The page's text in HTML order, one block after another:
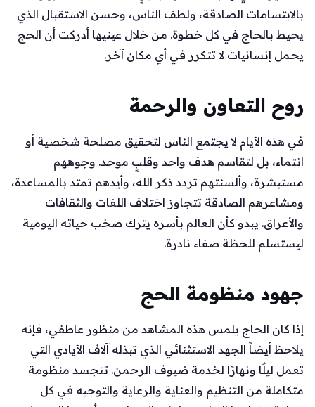
بالابتسامات الصادقة، ولطف الناس، وحسن الاستقبال الذي
يحيط بالحاج في كل خطوة. من خلال عينيها أدركت أن الحج
يحمل إنسانيات لا تتكرر في أي مكان آخر.
روح التعاون والرحمة
في هذه الأيام لا يجتمع الناس لتحقيق مصلحة شخصية أو
انتماء، بل لتقاسم هدف واحد وقلبٍ موحد. وجوههم
مستبشرة، وألسنتهم تردد ذكر الله، وأيدهم تمتد بالمساعدة،
ومشاعرهم الصادقة تتجاوز اختلاف اللغات والثقافات
والأعراق. يبدو كأن العالم بأسره يترك صخب حياته اليومية
ليستسلم للحظة صفاء نادرة.
جهود منظومة الحج
إذا كان الحاج يلمس هذه المشاهد من منظور عاطفي، فإنه
يلاحظ أيضاً الجهد الاستثنائي الذي تبذله آلاف الأيادي التي
تعمل ليلًا ونهارًا لخدمة ضيوف الرحمن. تتجسد منظومة
متكاملة من التنظيم والعناية والرعاية والتوجيه في كل